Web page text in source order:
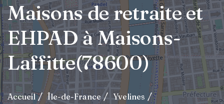
Maisons de retraite et
EHPAD à Maisons-
Laffitte(78600)
Accueil Île-de-France
Yvelines